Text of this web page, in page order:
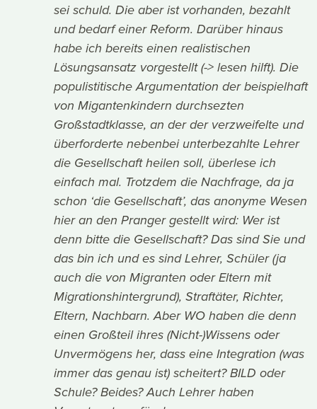
sei schuld. Die aber ist vorhanden, bezahlt
und bedarf einer Reform. Darüber hinaus
habe ich bereits einen realistischen
Lösungsansatz vorgestellt (-> lesen hilft). Die
populistitische Argumentation der beispielhaft
von Migantenkindern durchsezten
Großstadtklasse, an der der verzweifelte und
überforderte nebenbei unterbezahlte Lehrer
die Gesellschaft heilen soll, überlese ich
einfach mal. Trotzdem die Nachfrage, da ja
schon ‘die Gesellschaft’, das anonyme Wesen
hier an den Pranger gestellt wird: Wer ist
denn bitte die Gesellschaft? Das sind Sie und
das bin ich und es sind Lehrer, Schüler (ja
auch die von Migranten oder Eltern mit
Migrationshintergrund), Straftäter, Richter,
Eltern, Nachbarn. Aber WO haben die denn
einen Großteil ihres (Nicht-)Wissens oder
Unvermögens her, dass eine Integration (was
immer das genau ist) scheitert? BILD oder
Schule? Beides? Auch Lehrer haben